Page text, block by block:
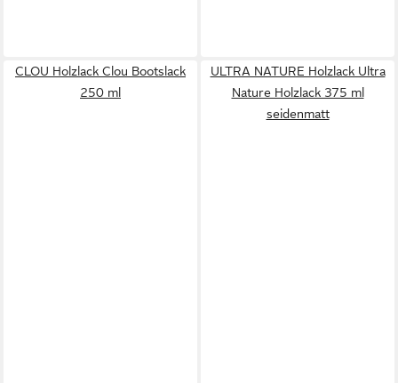
CLOU Holzlack Clou Bootslack
250 ml
ULTRA NATURE Holzlack Ultra
Nature Holzlack 375 ml
seidenmatt